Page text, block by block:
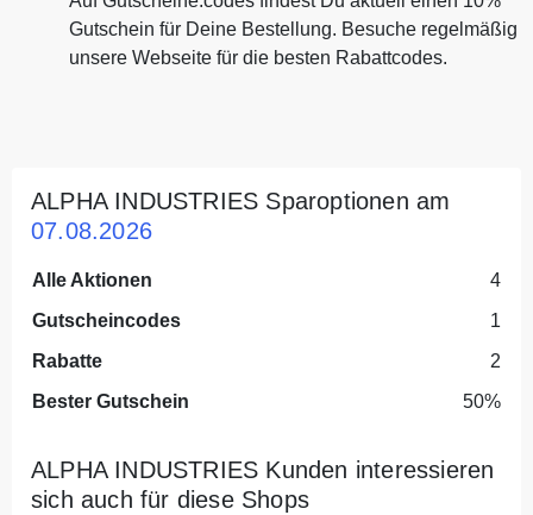
Gutschein für Deine Bestellung. Besuche regelmäßig
unsere Webseite für die besten Rabattcodes.
ALPHA INDUSTRIES Sparoptionen am
07.08.2026
Alle Aktionen
4
Gutscheincodes
1
Rabatte
2
Bester Gutschein
50%
ALPHA INDUSTRIES Kunden interessieren
sich auch für diese Shops